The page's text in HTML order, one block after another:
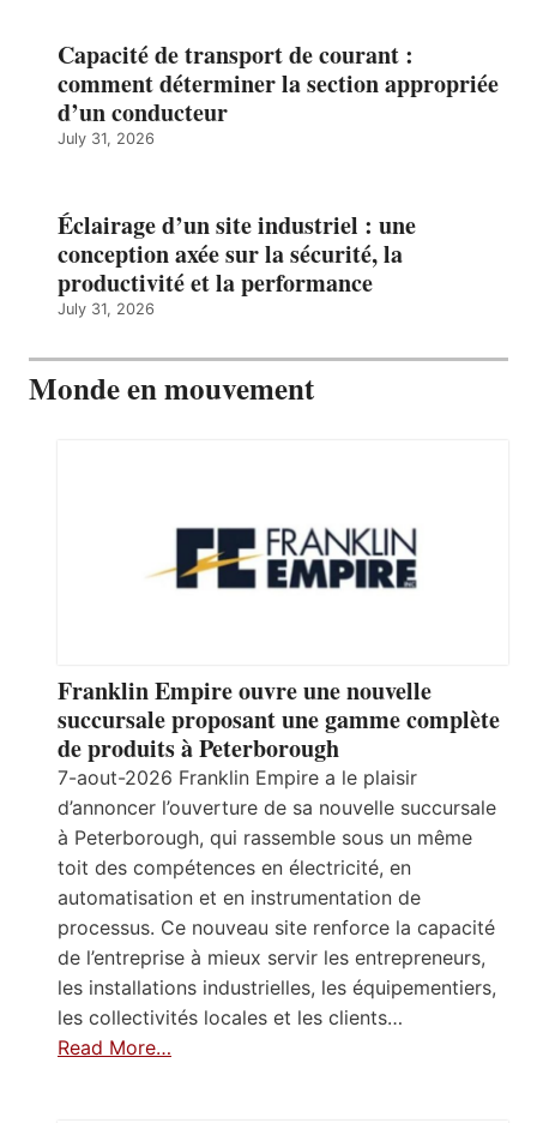
Capacité de transport de courant :
comment déterminer la section appropriée
d’un conducteur
July 31, 2026
Éclairage d’un site industriel : une
conception axée sur la sécurité, la
productivité et la performance
July 31, 2026
Monde en mouvement
Franklin Empire ouvre une nouvelle
succursale proposant une gamme complète
de produits à Peterborough
7-aout-2026 Franklin Empire a le plaisir
d’annoncer l’ouverture de sa nouvelle succursale
à Peterborough, qui rassemble sous un même
toit des compétences en électricité, en
automatisation et en instrumentation de
processus. Ce nouveau site renforce la capacité
de l’entreprise à mieux servir les entrepreneurs,
les installations industrielles, les équipementiers,
les collectivités locales et les clients…
Read More…